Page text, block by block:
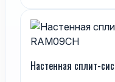
Настенная сплит-